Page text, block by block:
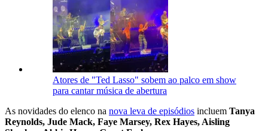
Atores de "Ted Lasso" sobem ao palco em show
para cantar música de abertura
As novidades do elenco na nova leva de episódios incluem Tanya
Reynolds, Jude Mack, Faye Marsey, Rex Hayes, Aisling